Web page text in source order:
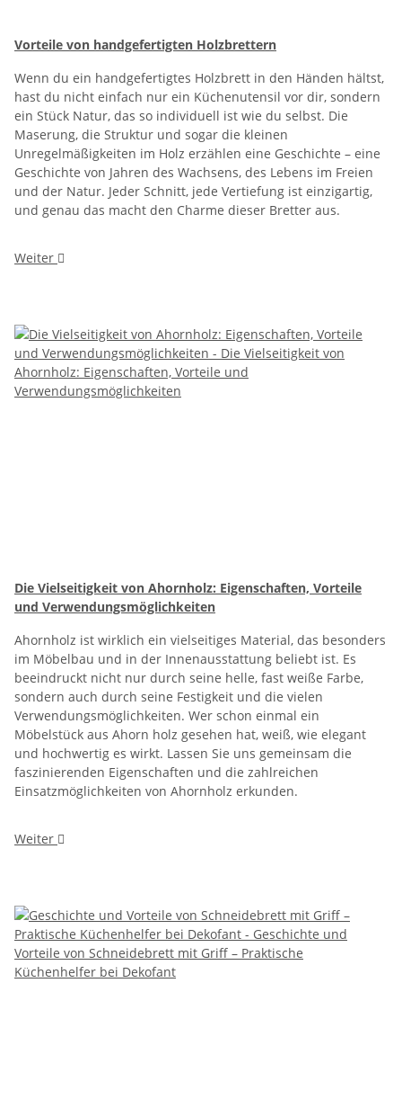
Vorteile von handgefertigten Holzbrettern
Wenn du ein handgefertigtes Holzbrett in den Händen hältst,
hast du nicht einfach nur ein Küchenutensil vor dir, sondern
ein Stück Natur, das so individuell ist wie du selbst. Die
Maserung, die Struktur und sogar die kleinen
Unregelmäßigkeiten im Holz erzählen eine Geschichte – eine
Geschichte von Jahren des Wachsens, des Lebens im Freien
und der Natur. Jeder Schnitt, jede Vertiefung ist einzigartig,
und genau das macht den Charme dieser Bretter aus.
Weiter
Die Vielseitigkeit von Ahornholz: Eigenschaften, Vorteile
und Verwendungsmöglichkeiten
Ahornholz ist wirklich ein vielseitiges Material, das besonders
im Möbelbau und in der Innenausstattung beliebt ist. Es
beeindruckt nicht nur durch seine helle, fast weiße Farbe,
sondern auch durch seine Festigkeit und die vielen
Verwendungsmöglichkeiten. Wer schon einmal ein
Möbelstück aus Ahorn holz gesehen hat, weiß, wie elegant
und hochwertig es wirkt. Lassen Sie uns gemeinsam die
faszinierenden Eigenschaften und die zahlreichen
Einsatzmöglichkeiten von Ahornholz erkunden.
Weiter